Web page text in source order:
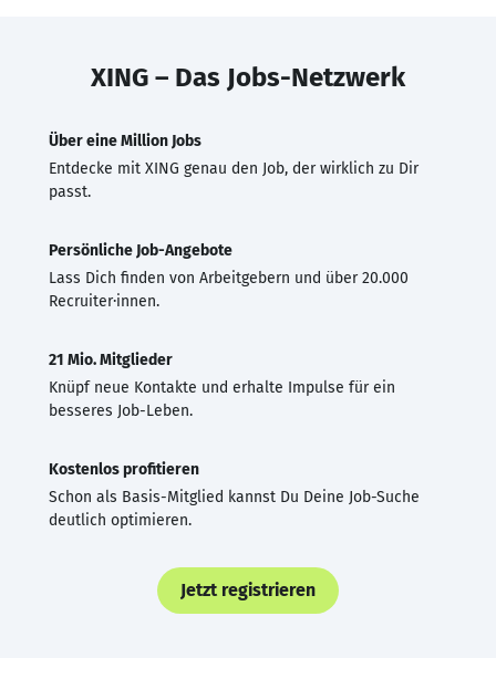
XING – Das Jobs-Netzwerk
Über eine Million Jobs
Entdecke mit XING genau den Job, der wirklich zu Dir
passt.
Persönliche Job-Angebote
Lass Dich finden von Arbeitgebern und über 20.000
Recruiter·innen.
21 Mio. Mitglieder
Knüpf neue Kontakte und erhalte Impulse für ein
besseres Job-Leben.
Kostenlos profitieren
Schon als Basis-Mitglied kannst Du Deine Job-Suche
deutlich optimieren.
Jetzt registrieren